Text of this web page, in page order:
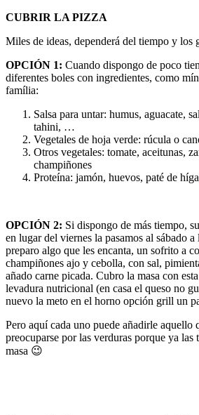
CUBRIR LA PIZZA
Miles de ideas, dependerá del tiempo y los
OPCIÓN 1: Cuando dispongo de poco
diferentes boles con ingredientes, como
família:
Salsa para untar: humus, aguacate,
tahini, …
Vegetales de hoja verde: rúcula o
Otros vegetales: tomate, aceitunas,
champiñones
Proteína: jamón, huevos, paté de
OPCIÓN 2: Si dispongo de más tiempo,
en lugar del viernes la pasamos al sábado a
preparo algo que les encanta, un sofrito a
champiñones ajo y cebolla, con sal,
añado carne picada. Cubro la masa con
levadura nutricional (en casa el queso no
nuevo la meto en el horno opción grill un
Pero aquí cada uno puede añadirle aquello
preocuparse por las verduras porque ya las
masa 😉